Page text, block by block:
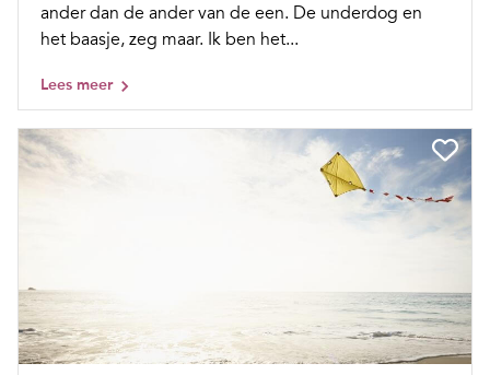
ander dan de ander van de een. De underdog en
het baasje, zeg maar. Ik ben het...
Lees meer